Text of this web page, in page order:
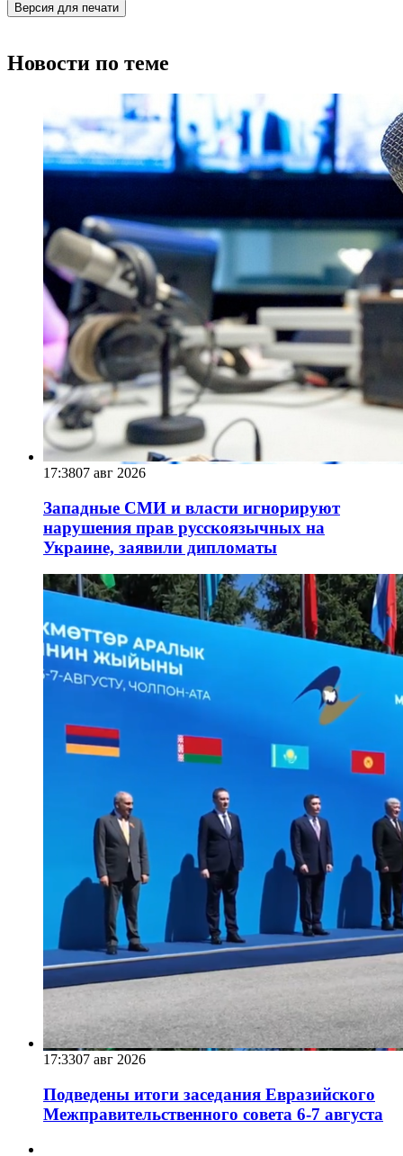
Версия для печати
Новости по теме
17:3807 авг 2026
Западные СМИ и власти игнорируют
нарушения прав русскоязычных на
Украине, заявили дипломаты
17:3307 авг 2026
Подведены итоги заседания Евразийского
Межправительственного совета 6-7 августа